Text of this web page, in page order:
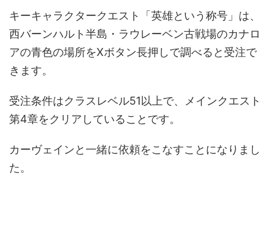
キーキャラクタークエスト「英雄という称号」は、
西バーンハルト半島・ラウレーベン古戦場のカナロ
アの青色の場所をXボタン長押しで調べると受注で
きます。
受注条件はクラスレベル51以上で、メインクエスト
第4章をクリアしていることです。
カーヴェインと一緒に依頼をこなすことになりまし
た。